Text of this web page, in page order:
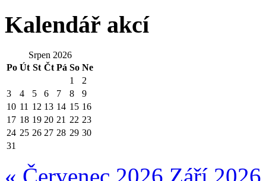
Kalendář akcí
Srpen 2026
Po Út St Čt Pá So Ne
1
2
3
4 5 6 7 8
9
10 11 12 13 14 15 16
17 18 19 20 21 22 23
24 25 26 27 28 29 30
31